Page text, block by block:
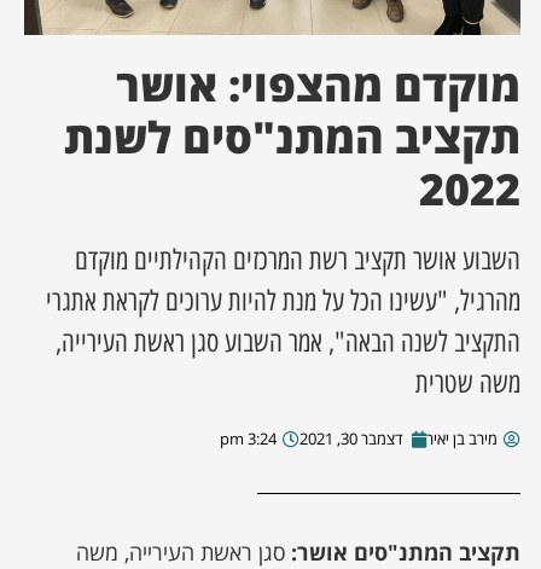
השבוע
מקומית
עסקים
מוקדם מהצפוי: אושר
תקציב המתנ"סים לשנת
2022
השבוע אושר תקציב רשת המרכזים הקהילתיים מוקדם
מהרגיל, "עשינו הכל על מנת להיות ערוכים לקראת אתגרי
התקציב לשנה הבאה", אמר השבוע סגן ראשת העירייה,
משה שטרית
מירב בן יאיר דצמבר 30, 2021 3:24 pm
תקציב המתנ"סים אושר: סגן ראשת העירייה, משה